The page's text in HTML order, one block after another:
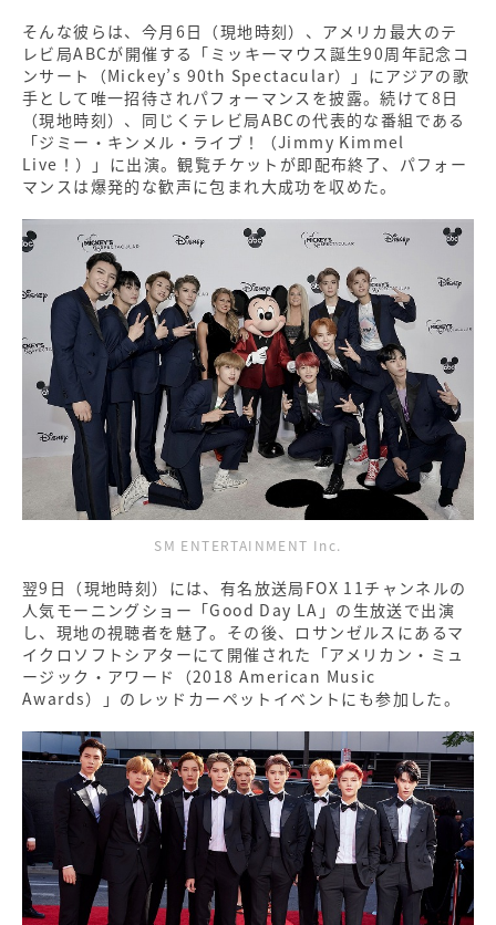
そんな彼らは、今月6日（現地時刻）、アメリカ最大のテ
レビ局ABCが開催する「ミッキーマウス誕生90周年記念コ
ンサート（Mickey’s 90th Spectacular）」にアジアの歌
手として唯一招待されパフォーマンスを披露。続けて8日
（現地時刻）、同じくテレビ局ABCの代表的な番組である
「ジミー・キンメル・ライブ！（Jimmy Kimmel
Live！）」に出演。観覧チケットが即配布終了、パフォー
マンスは爆発的な歓声に包まれ大成功を収めた。
SM ENTERTAINMENT Inc.
翌9日（現地時刻）には、有名放送局FOX 11チャンネルの
人気モーニングショー「Good Day LA」の生放送で出演
し、現地の視聴者を魅了。その後、ロサンゼルスにあるマ
イクロソフトシアターにて開催された「アメリカン・ミュ
ージック・アワード（2018 American Music
Awards）」のレッドカーペットイベントにも参加した。